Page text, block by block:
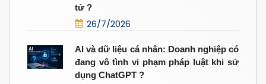
tử ?
26/7/2026
AI và dữ liệu cá nhân: Doanh nghiệp có
đang vô tình vi phạm pháp luật khi sử
dụng ChatGPT ?